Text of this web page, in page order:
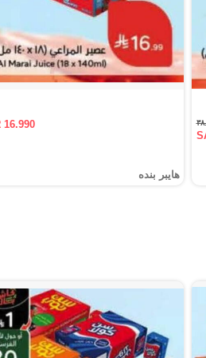
16.990
هايبر بنده